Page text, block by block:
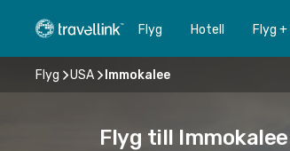
Flyg Hotell Flyg +
Flyg USA Immokalee
Flyg till